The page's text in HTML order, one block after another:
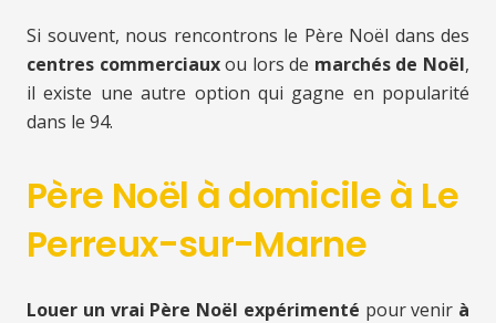
Si souvent, nous rencontrons le Père Noël dans des
centres commerciauxou lors de marchés de Noël,
il existe une autre option qui gagne en popularité
dans le 94.
Père Noël à domicile à Le
Perreux-sur-Marne
Louer un vrai Père Noël expérimenté pour venir à